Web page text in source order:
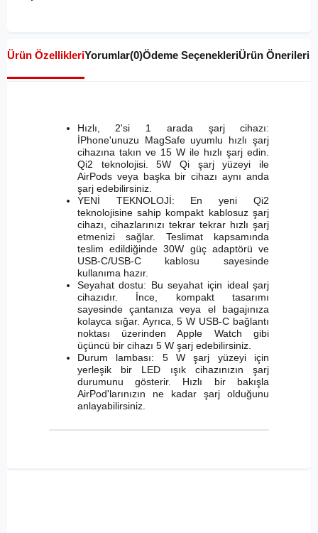
Ürün ÖzellikleriYorumlar(0)Ödeme SeçenekleriÜrün Önerileri
Hızlı, 2'si 1 arada şarj cihazı:
İPhone'unuzu MagSafe uyumlu hızlı şarj
cihazına takın ve 15 W ile hızlı şarj edin.
Qi2 teknolojisi. 5W Qi şarj yüzeyi ile
AirPods veya başka bir cihazı aynı anda
şarj edebilirsiniz.
YENİ TEKNOLOJİ: En yeni Qi2
teknolojisine sahip kompakt kablosuz şarj
cihazı, cihazlarınızı tekrar tekrar hızlı şarj
etmenizi sağlar. Teslimat kapsamında
teslim edildiğinde 30W güç adaptörü ve
USB-C/USB-C kablosu sayesinde
kullanıma hazır.
Seyahat dostu: Bu seyahat için ideal şarj
cihazıdır. İnce, kompakt tasarımı
sayesinde çantanıza veya el bagajınıza
kolayca sığar. Ayrıca, 5 W USB-C bağlantı
noktası üzerinden Apple Watch gibi
üçüncü bir cihazı 5 W şarj edebilirsiniz.
Durum lambası: 5 W şarj yüzeyi için
yerleşik bir LED ışık cihazınızın şarj
durumunu gösterir. Hızlı bir bakışla
AirPod'larınızın ne kadar şarj olduğunu
anlayabilirsiniz.